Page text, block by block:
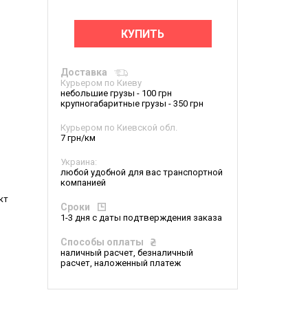
КУПИТЬ
Доставка
Курьером по Киеву
небольшие грузы - 100 грн
крупногабаритные грузы - 350 грн
Курьером по Киевской обл.
7 грн/км
Украина:
любой удобной для вас транспортной
компанией
Сроки
1-3 дня с даты подтверждения заказа
Способы оплаты
наличный расчет, безналичный
расчет, наложенный платеж